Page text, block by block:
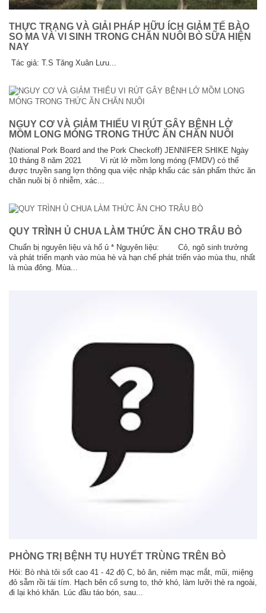
THỰC TRẠNG VÀ GIẢI PHÁP HỮU ÍCH GIẢM TẾ BÀO
SO MA VÀ VI SINH TRONG CHĂN NUÔI BÒ SỮA HIỆN
NAY
Tác giả: T.S Tăng Xuân Lưu...
NGUY CƠ VÀ GIẢM THIỂU VI RÚT GÂY BỆNH LỞ
MỒM LONG MÓNG TRONG THỨC ĂN CHĂN NUÔI
(National Pork Board and the Pork Checkoff) JENNIFER SHIKE Ngày
10 tháng 8 năm 2021 Vi rút lở mồm long móng (FMDV) có thể
được truyền sang lợn thông qua việc nhập khẩu các sản phẩm thức ăn
chăn nuôi bị ô nhiễm, xác...
QUY TRÌNH Ủ CHUA LÀM THỨC ĂN CHO TRÂU BÒ
Chuẩn bị nguyên liệu và hố ủ * Nguyên liệu: Cỏ, ngô sinh trưởng
và phát triển mạnh vào mùa hè và hạn chế phát triển vào mùa thu, nhất
là mùa đông. Mùa...
PHÒNG TRỊ BỆNH TỤ HUYẾT TRÙNG TRÊN BÒ
Hỏi: Bò nhà tôi sốt cao 41 - 42 độ C, bỏ ăn, niêm mạc mắt, mũi, miệng
đỏ sẫm rồi tái tím. Hạch bên cổ sưng to, thở khó, làm lưỡi thè ra ngoài,
đi lại khó khăn. Lúc đầu táo bón, sau...